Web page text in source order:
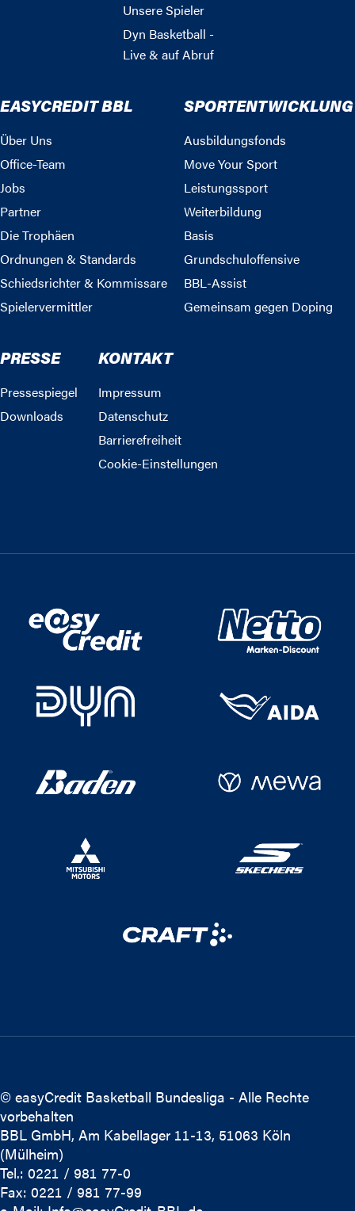
Unsere Spieler
Dyn Basketball -
Live & auf Abruf
EASYCREDIT BBL
Über Uns
Office-Team
Jobs
Partner
Die Trophäen
Ordnungen & Standards
Schiedsrichter & Kommissare
Spielervermittler
SPORTENTWICKLUNG
Ausbildungsfonds
Move Your Sport
Leistungssport
Weiterbildung
Basis
Grundschuloffensive
BBL-Assist
Gemeinsam gegen Doping
PRESSE
Pressespiegel
Downloads
KONTAKT
Impressum
Datenschutz
Barrierefreiheit
Cookie-Einstellungen
© easyCredit Basketball Bundesliga - Alle Rechte
vorbehalten
BBL GmbH, Am Kabellager 11-13, 51063 Köln
(Mülheim)
Tel.: 0221 / 981 77-0
Fax: 0221 / 981 77-99